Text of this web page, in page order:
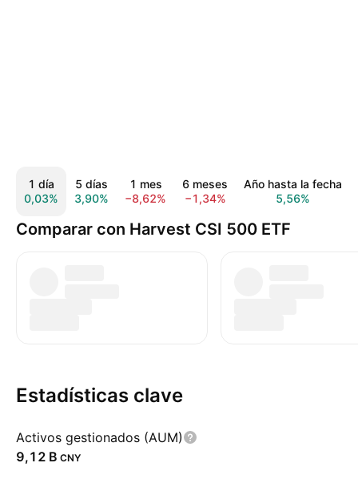
1 día
0,03%
5 días
3,90%
1 mes
−8,62%
6 meses
−1,34%
Año hasta la fecha
5,56%
Comparar con Harvest CSI 500 ETF
Estadísticas clave
Activos gestionados (AUM)
‪9,12 B‬ CNY